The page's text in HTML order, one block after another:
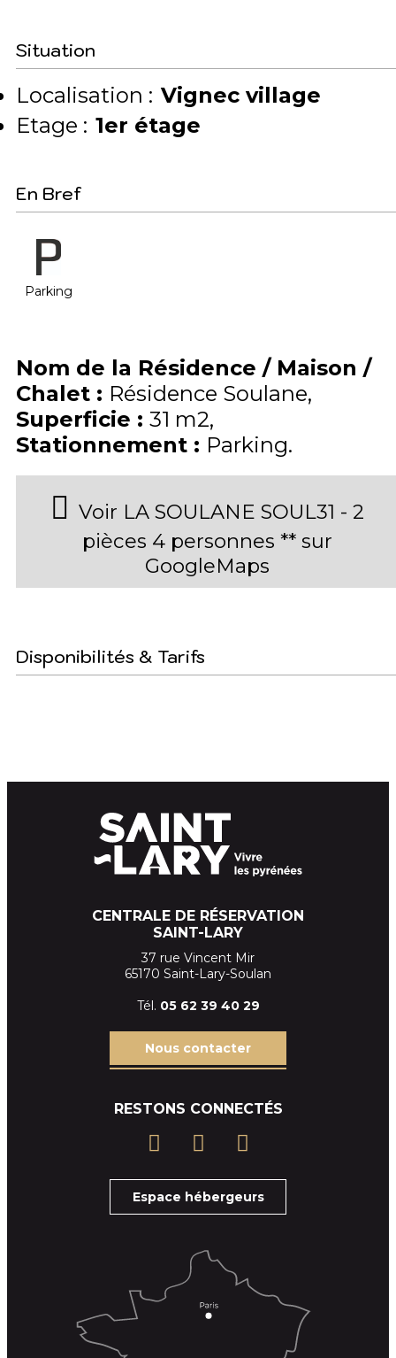
Situation
Localisation : Vignec village
Etage : 1er étage
En Bref
Parking
Nom de la Résidence / Maison /
Chalet : Résidence Soulane
Superficie : 31 m2
Stationnement : Parking
Voir LA SOULANE SOUL31 - 2
pièces 4 personnes ** sur
GoogleMaps
Disponibilités & Tarifs
CENTRALE DE RÉSERVATION
SAINT-LARY
37 rue Vincent Mir
65170 Saint-Lary-Soulan
Tél. 05 62 39 40 29
Nous contacter
RESTONS CONNECTÉS
Espace hébergeurs